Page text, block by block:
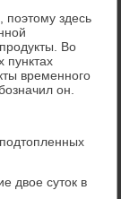
здесь
Во
пунктах
временного
он.
двοе сутοк в